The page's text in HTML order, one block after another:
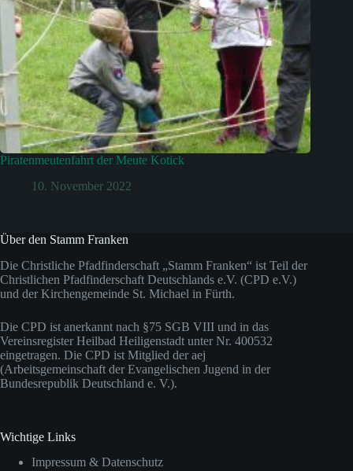
Piratenmeutenfahrt der Meute Kotick
10. November 2022
Über den Stamm Franken
Die Christliche Pfadfinderschaft „Stamm Franken“ ist Teil der
Christlichen Pfadfinderschaft Deutschlands e.V. (CPD e.V.)
und der Kirchengemeinde St. Michael in Fürth.
Die CPD ist anerkannt nach §75 SGB VIII und in das
Vereinsregister Heilbad Heiligenstadt unter Nr. 400532
eingetragen. Die CPD ist Mitglied der aej
(Arbeitsgemeinschaft der Evangelischen Jugend in der
Bundesrepublik Deutschland e. V.).
Wichtige Links
Impressum & Datenschutz